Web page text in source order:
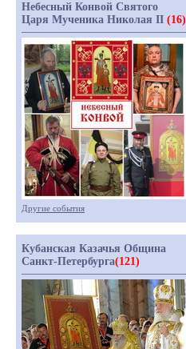
Небесный Конвой Святого
Царя Мученика Николая II (16)
Другие события
Кубанская Казачья Община
Санкт-Петербурга(121)